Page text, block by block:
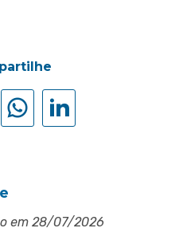
em 28/07/2026